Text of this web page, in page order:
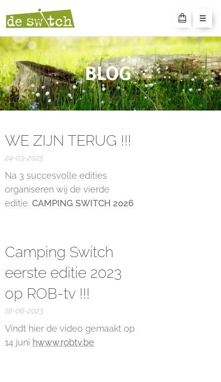
BLOG
WE ZIJN TERUG !!!
24-03-2025
Na 3 succesvolle edities
organiseren wij de vierde
editie. CAMPING SWITCH 2026
Camping Switch
eerste editie 2023
op ROB-tv !!!
18-06-2023
Vindt hier de video gemaakt op
14 juni hwww.robtv.be